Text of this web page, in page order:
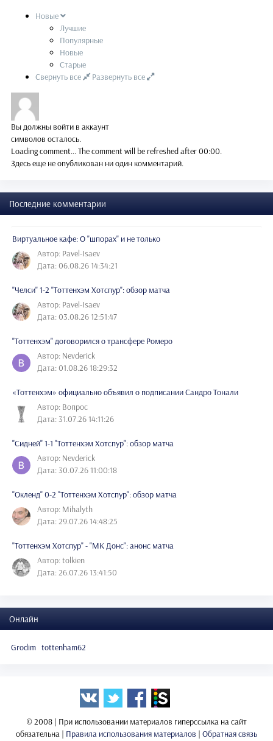
Новые
Лучшие
Популярные
Новые
Старые
Свернуть все
Развернуть все
Вы должны войти в аккаунт
символов осталось.
Loading comment...The comment will be refreshed after00:00.
Здесь еще не опубликован ни один комментарий.
Последние комментарии
Виртуальное кафе: О "шпорах" и не только
Автор: Pavel-Isaev
Дата: 06.08.26 14:34:21
"Челси" 1-2 "Тоттенхэм Хотспур": обзор матча
Автор: Pavel-Isaev
Дата: 03.08.26 12:51:47
"Тоттенхэм" договорился о трансфере Ромеро
Автор: Nevderick
Дата: 01.08.26 18:29:32
«Тоттенхэм» официально объявил о подписании Сандро Тонали
Автор: Вопрос
Дата: 31.07.26 14:11:26
"Сидней" 1-1 "Тоттенхэм Хотспур": обзор матча
Автор: Nevderick
Дата: 30.07.26 11:00:18
"Окленд" 0-2 "Тоттенхэм Хотспур": обзор матча
Автор: Mihalyth
Дата: 29.07.26 14:48:25
"Тоттенхэм Хотспур" - "МК Донс": анонс матча
Автор: tolkien
Дата: 26.07.26 13:41:50
Онлайн
Grodim tottenham62
© 2008 | При использовании материалов гиперссылка на сайт
обязательна | Правила использования материалов | Обратная связь